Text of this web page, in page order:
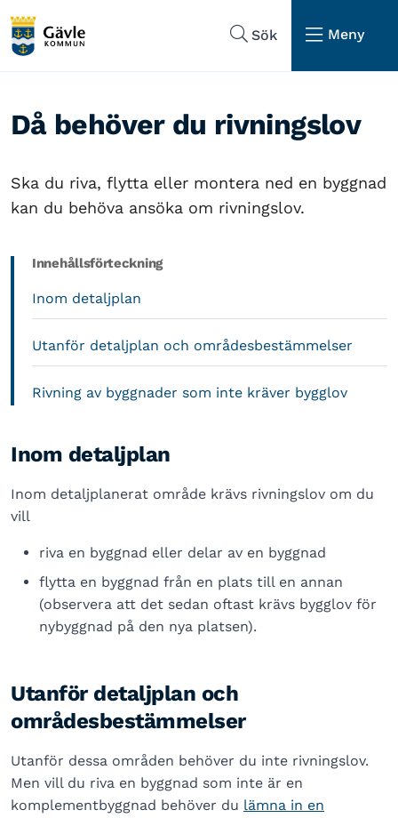
Sök
Meny
Då behöver du rivningslov
Ska du riva, flytta eller montera ned en byggnad
kan du behöva ansöka om rivningslov.
Innehållsförteckning
Inom detaljplan
Utanför detaljplan och områdesbestämmelser
Rivning av byggnader som inte kräver bygglov
Inom detaljplan
Inom detaljplanerat område krävs rivningslov om du
vill
riva en byggnad eller delar av en byggnad
flytta en byggnad från en plats till en annan
(observera att det sedan oftast krävs bygglov för
nybyggnad på den nya platsen).
Utanför detaljplan och
områdesbestämmelser
Utanför dessa områden behöver du inte rivningslov.
Men vill du riva en byggnad som inte är en
komplementbyggnad behöver du lämna in en